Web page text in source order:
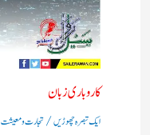
كاروباری زبان
ایک تبصرہ چھوڑیں/تجارت و معیشت